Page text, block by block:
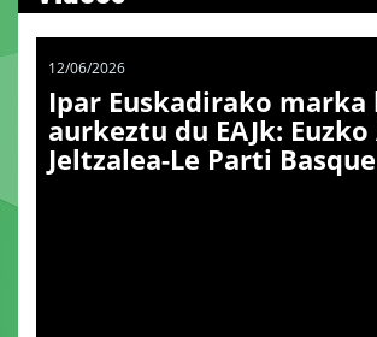
12/06/2026
Ipar Euskadirako marka
aurkeztu du EAJk:
Jeltzalea-Le Parti Basque